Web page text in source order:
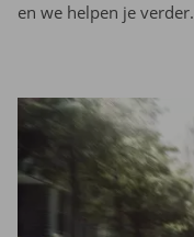
en we helpen je verder.